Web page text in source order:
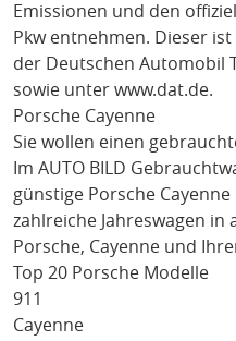
Emissionen und den
Pkw entnehmen. Dieser
der Deutschen Automobil
sowie unter www.dat.de.
Porsche Cayenne
Sie wollen einen
Im AUTO BILD
günstige Porsche Cayenne
zahlreiche Jahreswagen in
Porsche, Cayenne und
Top 20 Porsche Modelle
911
Cayenne